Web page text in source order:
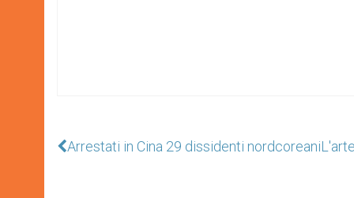
Arrestati in Cina 29 dissidenti nordcoreani